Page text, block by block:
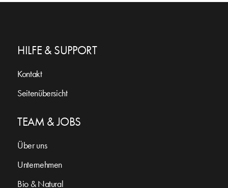
HILFE & SUPPORT
Kontakt
Seitenübersicht
TEAM & JOBS
Über uns
Unternehmen
Bio & Natural